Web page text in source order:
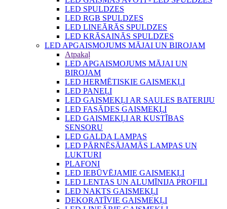
LED SPULDZES
LED RGB SPULDZES
LED LINEĀRĀS SPULDZES
LED KRĀSAINĀS SPULDZES
LED APGAISMOJUMS MĀJAI UN BIROJAM
Atpakaļ
LED APGAISMOJUMS MĀJAI UN
BIROJAM
LED HERMĒTISKIE GAISMEKĻI
LED PANEĻI
LED GAISMEKĻI AR SAULES BATERIJU
LED FASĀDES GAISMEKĻI
LED GAISMEKĻI AR KUSTĪBAS
SENSORU
LED GALDA LAMPAS
LED PĀRNĒSĀJAMĀS LAMPAS UN
LUKTURI
PLAFONI
LED IEBŪVĒJAMIE GAISMEKĻI
LED LENTAS UN ALUMĪNIJA PROFILI
LED NAKTS GAISMEKĻI
DEKORATĪVIE GAISMEKĻI